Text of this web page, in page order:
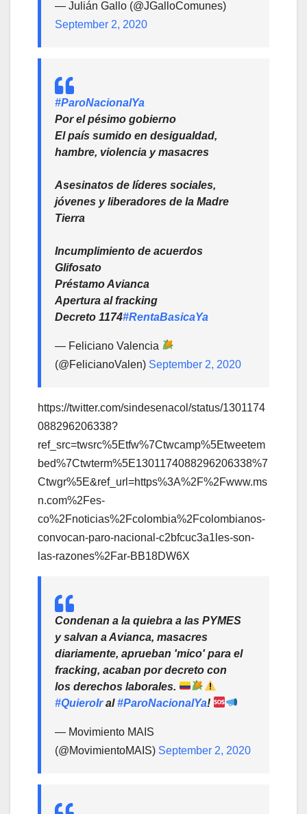
— Julián Gallo (@JGalloComunes)
September 2, 2020
#ParoNacionalYa
Por el pésimo gobierno
El país sumido en desigualdad,
hambre, violencia y masacres
Asesinatos de líderes sociales,
jóvenes y liberadores de la Madre
Tierra
Incumplimiento de acuerdos
Glifosato
Préstamo Avianca
Apertura al fracking
Decreto 1174#RentaBasicaYa
— Feliciano Valencia
(@FelicianoValen) September 2, 2020
https://twitter.com/sindesenacol/status/1301174
088296206338?
ref_src=twsrc%5Etfw%7Ctwcamp%5Etweetem
bed%7Ctwterm%5E1301174088296206338%7
Ctwgr%5E&ref_url=https%3A%2F%2Fwww.ms
n.com%2Fes-
co%2Fnoticias%2Fcolombia%2Fcolombianos-
convocan-paro-nacional-c2bfcuc3a1les-son-
las-razones%2Far-BB18DW6X
Condenan a la quiebra a las PYMES
y salvan a Avianca, masacres
diariamente, aprueban 'mico' para el
fracking, acaban por decreto con
los derechos laborales.
#QuieroIral#ParoNacionalYa!
— Movimiento MAIS
(@MovimientoMAIS) September 2, 2020